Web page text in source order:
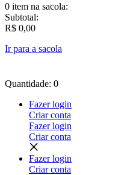
0 item na sacola:
Subtotal:
R$ 0,00
Ir para a sacola
Quantidade: 0
Fazer login
Criar conta
Fazer login
Criar conta
Fazer login
Criar conta